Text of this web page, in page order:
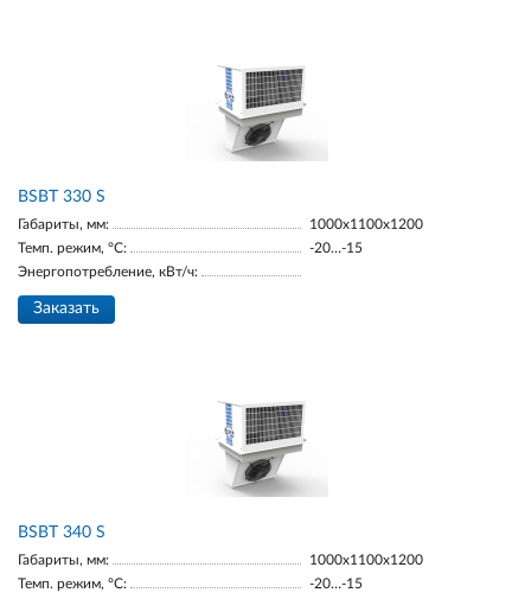
BSBT 330 S
Габариты, мм:
1000х1100х1200
Темп. режим, °С:
-20…-15
Энергопотребление, кВт/ч:
Заказать
BSBT 340 S
Габариты, мм:
1000х1100х1200
Темп. режим, °С:
-20…-15